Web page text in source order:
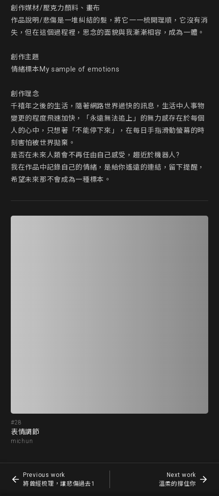
創作媒材/壓克力顏料、畫布
作品說明/悲傷是一堆糾結的髮，將它一一梳開理順，它沒有消
失，但在這個過程裡，思念的面貌與我漸漸相容，成為一體。
創作主題
情緒標本My sample of emotions
創作理念
千禧年之後的生活，隨著網路世界過快的訊息，生活中人事物
變更的程度飛速加快，「永遠無法追上」的無力感存在於每個
人的心中，只想著「不能停下來」，在每日手指滑動螢幕的時
刻害怕被世界拋棄。
是否在未來人類會不再任由自己感受，趨近於機器人?
我在作品中記錄自己的情緒，是給你遙遠的連結，留下提醒，
希望未來那不會成為一種標本。
Previous work
將曾經梳理，讓悲傷過去1
Next work
溫柔的撐住你
#28
表情調節
michun